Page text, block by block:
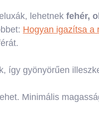
lehetnek fehér,
Hogyan igazítsa a
gyönyörűen
Minimális